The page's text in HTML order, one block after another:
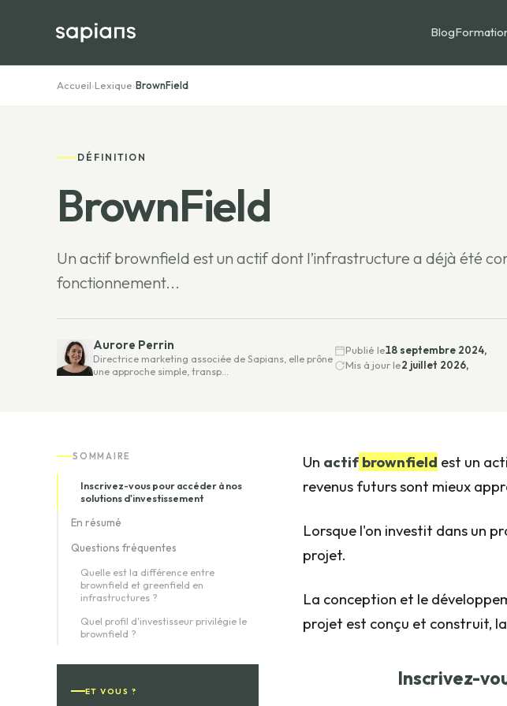
Blog
Accueil›Lexique›BrownField
DÉFINITION
BrownField
Un actif brownfield est un actif dont l’infrastructure a déjà été
fonctionnement...
Aurore Perrin
Directrice marketing associée de Sapians, elle prône
une approche simple, transp…
Publié le18 septembre 2024,
Mis à jour le2 juillet 2026,
SOMMAIRE
Inscrivez-vous pour accéder à nos
solutions d'investissement
En résumé
Questions fréquentes
Quelle est la différence entre
brownfield et greenfield en
infrastructures ?
Quel profil d'investisseur privilégie le
brownfield ?
ET VOUS ?
Un actif brownfield est un
revenus futurs sont mieux
Lorsque l'on investit dans un
projet.
La conception et le
projet est conçu et construit,
Inscrivez-